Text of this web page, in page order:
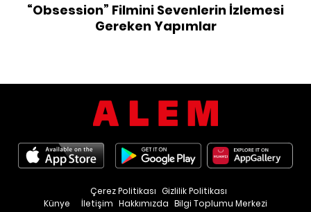
“Obsession” Filmini Sevenlerin İzlemesi
Gereken Yapımlar
Künye İletişim Hakkımızda Bilgi Toplumu Merkezi
Çerez Politikası Gizlilik Politikası